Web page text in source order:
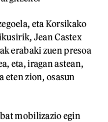
eta Korsikako
Jean Castex
erabaki zuen presoa
eta, iragan astean,
eten zion, osasun
mobilizazio egin